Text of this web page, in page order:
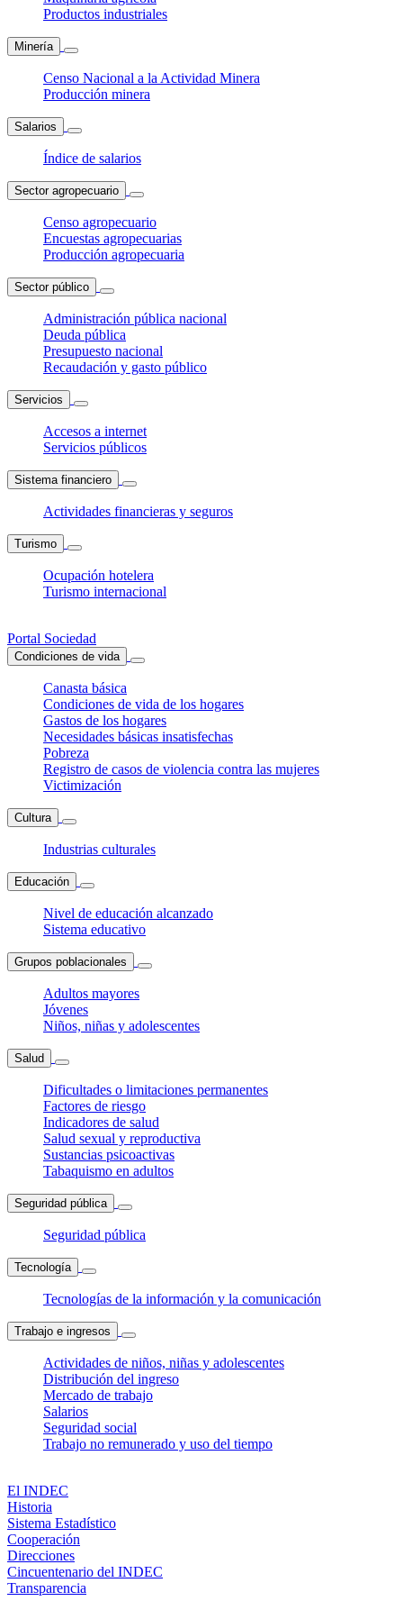
Productos industriales
Minería
Censo Nacional a la Actividad Minera
Producción minera
Salarios
Índice de salarios
Sector agropecuario
Censo agropecuario
Encuestas agropecuarias
Producción agropecuaria
Sector público
Administración pública nacional
Deuda pública
Presupuesto nacional
Recaudación y gasto público
Servicios
Accesos a internet
Servicios públicos
Sistema financiero
Actividades financieras y seguros
Turismo
Ocupación hotelera
Turismo internacional
Portal Sociedad
Condiciones de vida
Canasta básica
Condiciones de vida de los hogares
Gastos de los hogares
Necesidades básicas insatisfechas
Pobreza
Registro de casos de violencia contra las mujeres
Victimización
Cultura
Industrias culturales
Educación
Nivel de educación alcanzado
Sistema educativo
Grupos poblacionales
Adultos mayores
Jóvenes
Niños, niñas y adolescentes
Salud
Dificultades o limitaciones permanentes
Factores de riesgo
Indicadores de salud
Salud sexual y reproductiva
Sustancias psicoactivas
Tabaquismo en adultos
Seguridad pública
Seguridad pública
Tecnología
Tecnologías de la información y la comunicación
Trabajo e ingresos
Actividades de niños, niñas y adolescentes
Distribución del ingreso
Mercado de trabajo
Salarios
Seguridad social
Trabajo no remunerado y uso del tiempo
El INDEC
Historia
Sistema Estadístico
Cooperación
Direcciones
Cincuentenario del INDEC
Transparencia